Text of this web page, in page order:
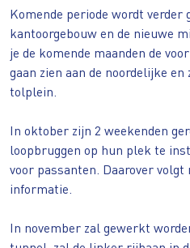
Komende periode wordt verder
kantoorgebouw en de nieuwe
je de komende maanden de
gaan zien aan de noordelijke
tolplein.
In oktober zijn 2 weekenden
loopbruggen op hun plek te
voor passanten. Daarover
informatie.
In november zal gewerkt